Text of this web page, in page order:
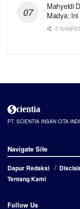
Mahyeldi
Madya:
0
PT. SCIENTIA INSAN CITA
Navigate Site
Dapur Redaksi
Tentang Kami
Follow Us